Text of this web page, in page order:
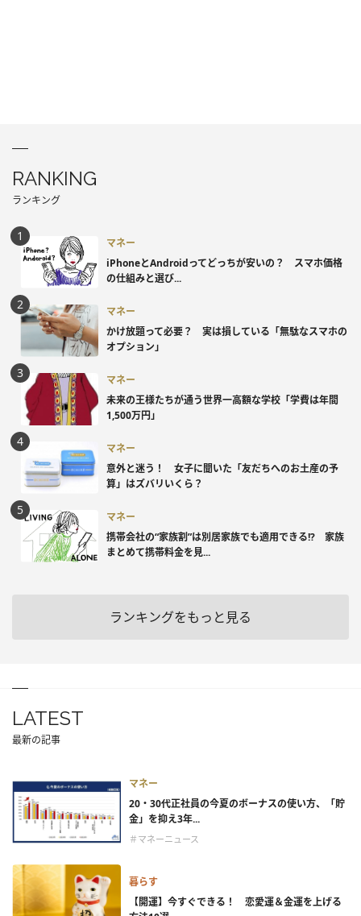
RANKING
ランキング
マネー
iPhoneとAndroidってどっちが安いの？ スマホ価格
の仕組みと選び...
マネー
かけ放題って必要？ 実は損している「無駄なスマホの
オプション」
マネー
未来の王様たちが通う世界一高額な学校「学費は年間
1,500万円」
マネー
意外と迷う！ 女子に聞いた「友だちへのお土産の予
算」はズバリいくら？
マネー
携帯会社の“家族割”は別居家族でも適用できる!? 家族
まとめて携帯料金を見...
ランキングをもっと見る
LATEST
最新の記事
マネー
20・30代正社員の今夏のボーナスの使い方、「貯
金」を抑え3年...
＃マネーニュース
暮らす
【開運】今すぐできる！ 恋愛運＆金運を上げる